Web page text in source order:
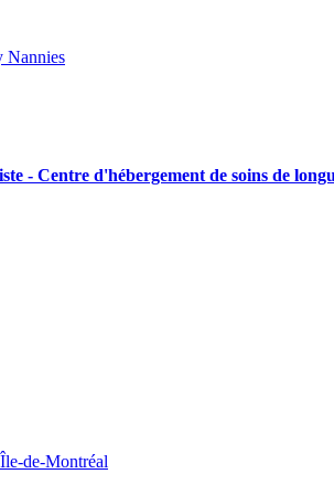
Nannies
- Centre d'hébergement de soins de
de-Montréal